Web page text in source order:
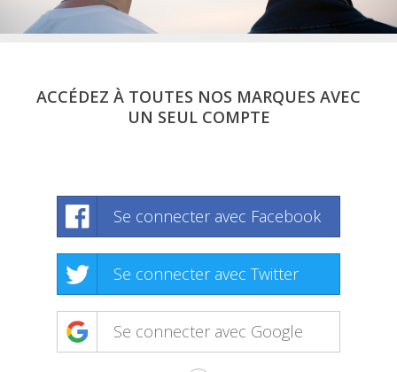
ACCÉDEZ À TOUTES NOS MARQUES AVEC
UN SEUL COMPTE
Se connecter avec Facebook
Se connecter avec Twitter
Se connecter avec Google